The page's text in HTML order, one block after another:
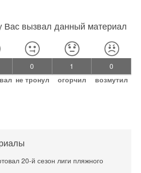
Вас вызвал данный материал
0
не тронул
1
огорчил
0
возмутил
20-й сезон лиги пляжного